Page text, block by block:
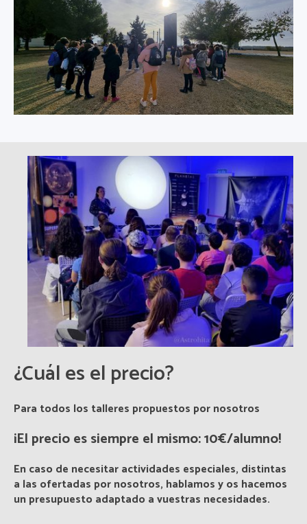
¿Cuál es el precio?
Para todos los talleres propuestos por nosotros
¡El precio es siempre el mismo:10€/alumno!
En caso de necesitar actividades especiales, distintas
a las ofertadas por nosotros, hablamos y os hacemos
un presupuesto adaptado a vuestras necesidades.